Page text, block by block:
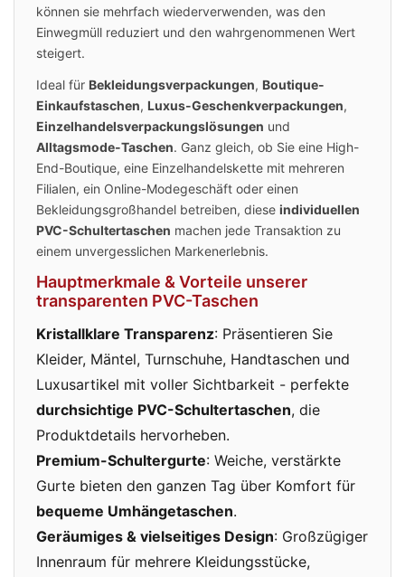
können sie mehrfach wiederverwenden, was den
Einwegmüll reduziert und den wahrgenommenen Wert
steigert.
Ideal für Bekleidungsverpackungen, Boutique-
Einkaufstaschen, Luxus-Geschenkverpackungen,
Einzelhandelsverpackungslösungen und
Alltagsmode-Taschen. Ganz gleich, ob Sie eine High-
End-Boutique, eine Einzelhandelskette mit mehreren
Filialen, ein Online-Modegeschäft oder einen
Bekleidungsgroßhandel betreiben, diese individuellen
PVC-Schultertaschen machen jede Transaktion zu
einem unvergesslichen Markenerlebnis.
Hauptmerkmale & Vorteile unserer
transparenten PVC-Taschen
Kristallklare Transparenz: Präsentieren Sie
Kleider, Mäntel, Turnschuhe, Handtaschen und
Luxusartikel mit voller Sichtbarkeit - perfekte
durchsichtige PVC-Schultertaschen, die
Produktdetails hervorheben.
Premium-Schultergurte: Weiche, verstärkte
Gurte bieten den ganzen Tag über Komfort für
bequeme Umhängetaschen.
Geräumiges & vielseitiges Design: Großzügiger
Innenraum für mehrere Kleidungsstücke,